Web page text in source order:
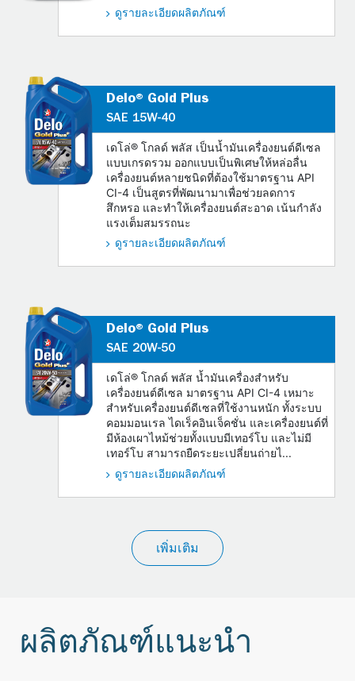
ดูรายละเอียดผลิตภัณฑ์
Delo® Gold Plus
SAE 15W-40
เดโล่® โกลด์ พลัส เป็นน้ำมันเครื่องยนต์ดีเซล
แบบเกรดรวม ออกแบบเป็นพิเศษให้หล่อลื่น
เครื่องยนต์หลายชนิดที่ต้องใช้มาตรฐาน API
CI-4 เป็นสูตรที่พัฒนามาเพื่อช่วยลดการ
สึกหรอ และทำให้เครื่องยนต์สะอาด เน้นกำลัง
แรงเต็มสมรรถนะ
ดูรายละเอียดผลิตภัณฑ์
Delo® Gold Plus
SAE 20W-50
เดโล่® โกลด์ พลัส น้ำมันเครื่องสำหรับ
เครื่องยนต์ดีเซล มาตรฐาน API CI-4 เหมาะ
สำหรับเครื่องยนต์ดีเซลที่ใช้งานหนัก ทั้งระบบ
คอมมอนเรล ไดเร็คอินเจ็คชั่น และเครื่องยนต์ที่
มีห้องเผาไหม้ช่วยทั้งแบบมีเทอร์โบ และไม่มี
เทอร์โบ สามารถยืดระยะเปลี่ยนถ่ายไ...
ดูรายละเอียดผลิตภัณฑ์
เพิ่มเติม
ผลิตภัณฑ์แนะนำ